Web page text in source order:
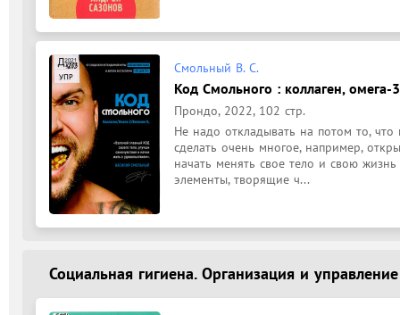
Смольный В. С.
Код Смольного : коллаген,
Прондо, 2022, 102 стр.
Не надо откладывать на потом то,
сделать очень многое, например,
начать менять свое тело и свою
элементы, творящие ч...
Социальная гигиена. Организация и